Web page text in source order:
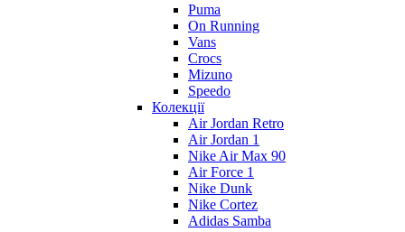
Puma
On Running
Vans
Crocs
Mizuno
Speedo
Колекції
Air Jordan Retro
Air Jordan 1
Nike Air Max 90
Air Force 1
Nike Dunk
Nike Cortez
Adidas Samba